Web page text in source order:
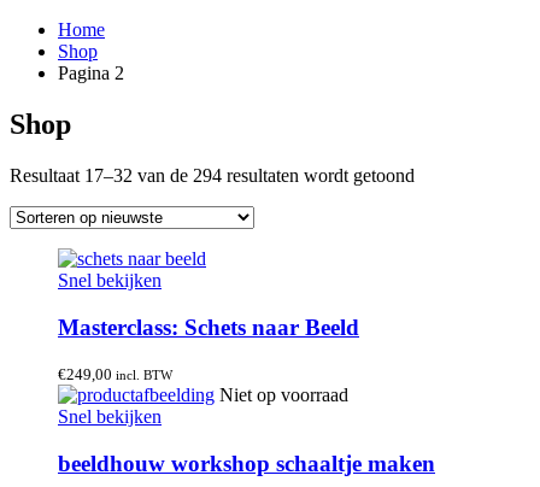
Home
Shop
Pagina 2
Shop
Resultaat 17–32 van de 294 resultaten wordt getoond
Snel bekijken
Masterclass: Schets naar Beeld
€249,00 incl. BTW
Niet op voorraad
Snel bekijken
beeldhouw workshop schaaltje maken